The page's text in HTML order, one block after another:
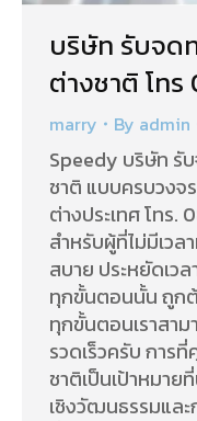
บริษัท รับจด
ต่างชาติ โท
marry By admin
Speedy บริษัท รั
ชาติ แบบครบวงจ
ต่างประเทศ โท
สำหรับผู้ที่ไม่มีเวล
สบาย ประหยัดเวล
ทุกขั้นตอนนั้น ถูก
ทุกขั้นตอนเราสาม
รวดเร็วครับ การ
ชาติเป็นเป้าหมาย
เชิงวัฒนธรรมและ